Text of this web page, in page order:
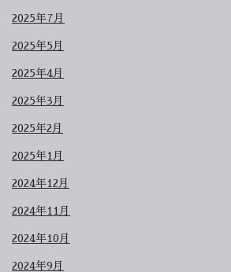
2025年7月
2025年5月
2025年4月
2025年3月
2025年2月
2025年1月
2024年12月
2024年11月
2024年10月
2024年9月